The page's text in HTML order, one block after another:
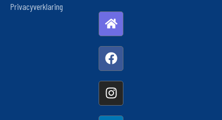
Privacyverklaring